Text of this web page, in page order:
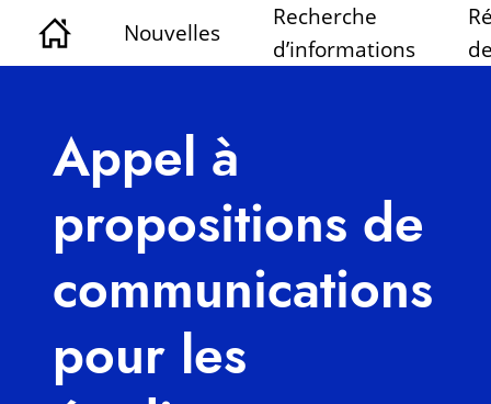
Nouvelles
Recherche
d’informations
Appel à
propositions de
communications
pour les